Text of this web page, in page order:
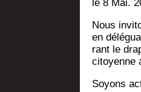
le 8 Mai.
Nous
en
rant le
citoyenne
Soyons